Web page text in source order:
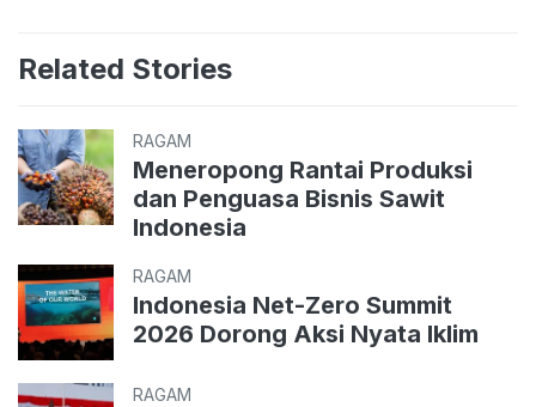
Related Stories
RAGAM
Meneropong Rantai Produksi
dan Penguasa Bisnis Sawit
Indonesia
RAGAM
Indonesia Net-Zero Summit
2026 Dorong Aksi Nyata Iklim
RAGAM